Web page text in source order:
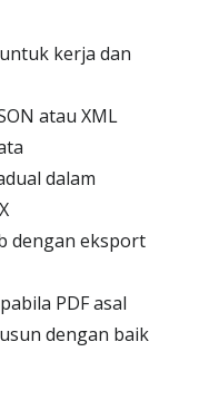
kerja dan
atau XML
dalam
dengan eksport
PDF asal
dengan baik